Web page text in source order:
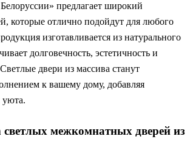
предлагает широкий
которые отлично подойдут для любого
изготавливается из натурального
долговечность, эстетичность и
двери из массива станут
к вашему дому, добавляя
межкомнатных дверей из